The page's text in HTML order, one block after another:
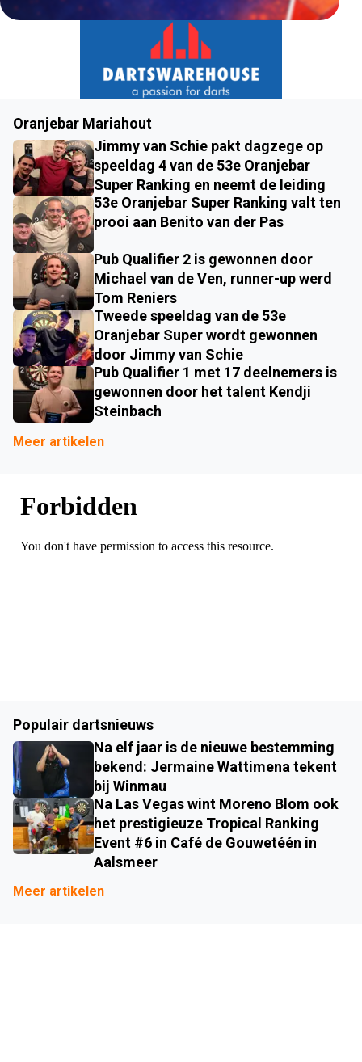
Oranjebar Mariahout
Jimmy van Schie pakt dagzege op
speeldag 4 van de 53e Oranjebar
Super Ranking en neemt de leiding
53e Oranjebar Super Ranking valt ten
prooi aan Benito van der Pas
Pub Qualifier 2 is gewonnen door
Michael van de Ven, runner-up werd
Tom Reniers
Tweede speeldag van de 53e
Oranjebar Super wordt gewonnen
door Jimmy van Schie
Pub Qualifier 1 met 17 deelnemers is
gewonnen door het talent Kendji
Steinbach
Meer artikelen
Populair dartsnieuws
Na elf jaar is de nieuwe bestemming
bekend: Jermaine Wattimena tekent
bij Winmau
Na Las Vegas wint Moreno Blom ook
het prestigieuze Tropical Ranking
Event #6 in Café de Gouwetéén in
Aalsmeer
Meer artikelen